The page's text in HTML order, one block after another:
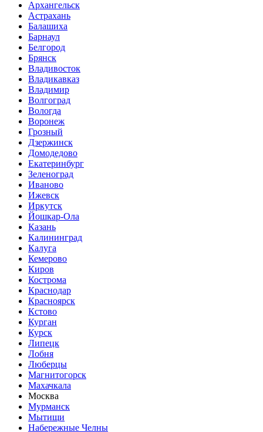
Архангельск
Астрахань
Балашиха
Барнаул
Белгород
Брянск
Владивосток
Владикавказ
Владимир
Волгоград
Вологда
Воронеж
Грозный
Дзержинск
Домодедово
Екатеринбург
Зеленоград
Иваново
Ижевск
Иркутск
Йошкар-Ола
Казань
Калининград
Калуга
Кемерово
Киров
Кострома
Краснодар
Красноярск
Кстово
Курган
Курск
Липецк
Лобня
Люберцы
Магнитогорск
Махачкала
Москва
Мурманск
Мытищи
Набережные Челны